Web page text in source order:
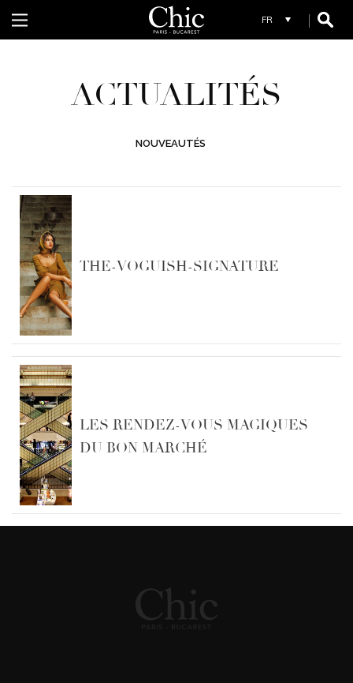
S
WHYCI MILANO
ACTUALITÉS
NOUVEAUTÉS
THE-VOGUISH-SIGNATURE
LES RENDEZ-VOUS MAGIQUES
DU BON MARCHÉ